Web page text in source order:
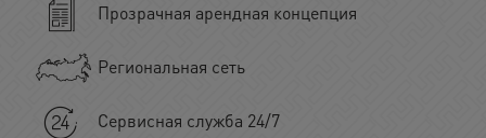
Прозрачная арендная концепция
Региональная сеть
Сервисная служба 24/7